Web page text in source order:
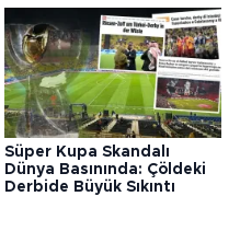
Süper Kupa Skandalı
Dünya Basınında: Çöldeki
Derbide Büyük Sıkıntı